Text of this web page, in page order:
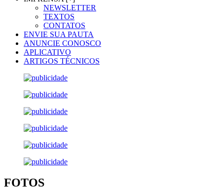
NEWSLETTER
TEXTOS
CONTATOS
ENVIE SUA PAUTA
ANUNCIE CONOSCO
APLICATIVO
ARTIGOS TÉCNICOS
FOTOS